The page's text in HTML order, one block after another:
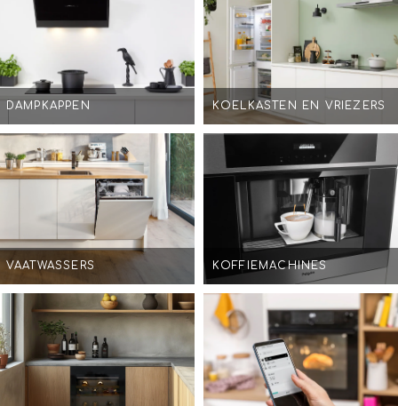
DAMPKAPPEN KOELKASTEN EN VRIEZERS
VAATWASSERS KOFFIEMACHINES